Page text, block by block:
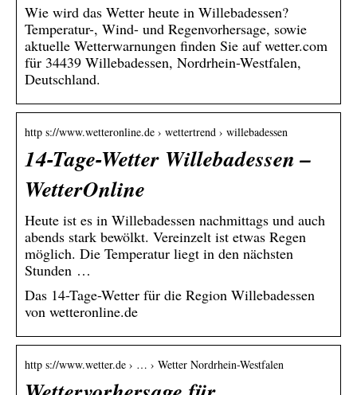
Wie wird das Wetter heute in Willebadessen?
Temperatur-, Wind- und Regenvorhersage, sowie
aktuelle Wetterwarnungen finden Sie auf wetter.com
für 34439 Willebadessen, Nordrhein-Westfalen,
Deutschland.
http s://www.wetteronline.de › wettertrend › willebadessen
14-Tage-Wetter Willebadessen –
WetterOnline
Heute ist es in Willebadessen nachmittags und auch
abends stark bewölkt. Vereinzelt ist etwas Regen
möglich. Die Temperatur liegt in den nächsten
Stunden …
Das 14-Tage-Wetter für die Region Willebadessen
von wetteronline.de
http s://www.wetter.de › … › Wetter Nordrhein-Westfalen